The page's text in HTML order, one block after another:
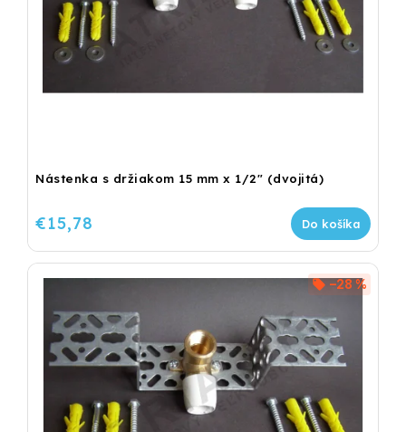
Nástenka s držiakom 15 mm x 1/2" (dvojitá)
€15,78 Do košíka
–28 %